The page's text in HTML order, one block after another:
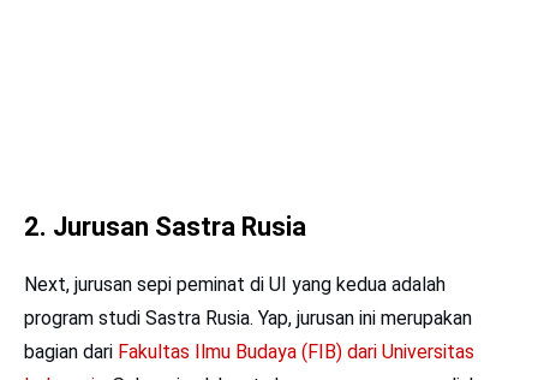
2. Jurusan Sastra Rusia
Next, jurusan sepi peminat di UI yang kedua adalah
program studi Sastra Rusia. Yap, jurusan ini merupakan
bagian dari Fakultas Ilmu Budaya (FIB) dari Universitas